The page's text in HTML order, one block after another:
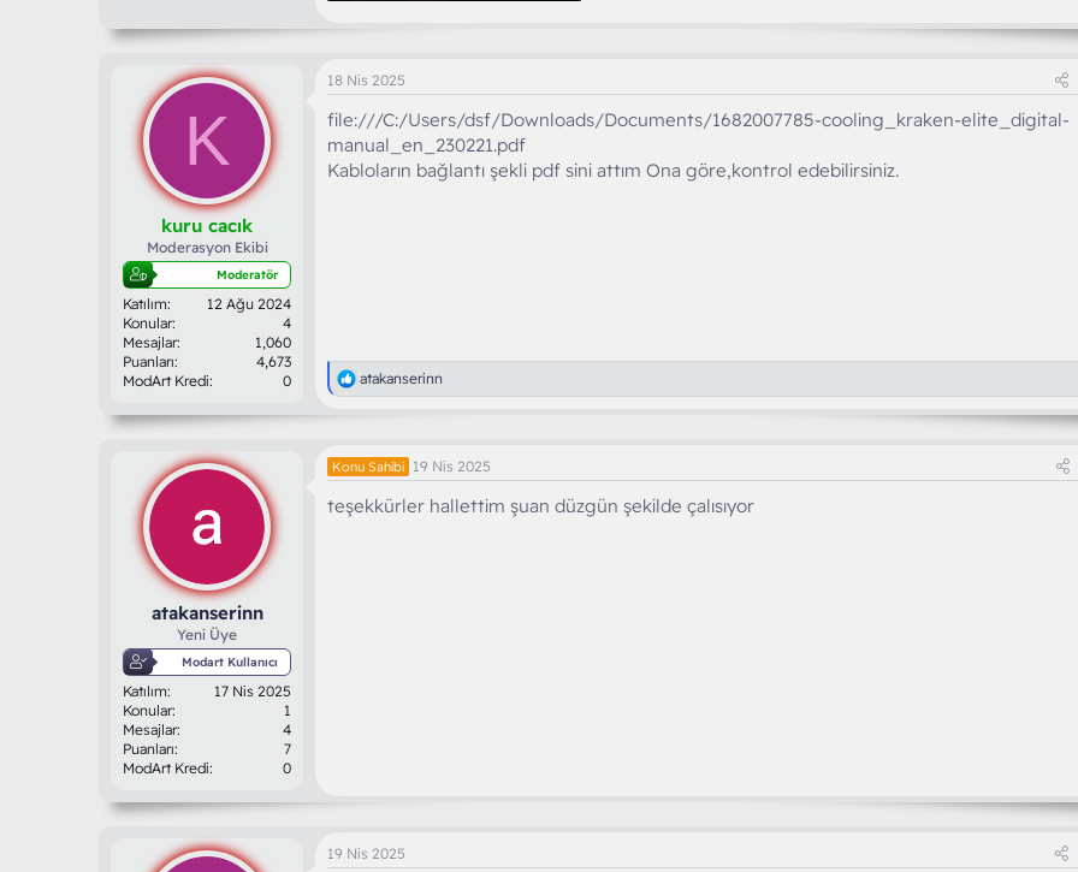
K
kuru cacık
Moderasyon Ekibi
Moderatör
Katılım
12 Ağu 2024
Konular
4
Mesajlar
1,060
Puanları
4,673
ModArt Kredi
0
18 Nis 2025
file:///C:/Users/dsf/Downloads/Documents/1682007785-cooling_kraken-elite_digital-
manual_en_230221.pdf
Kabloların bağlantı şekli pdf sini attım Ona göre,kontrol edebilirsiniz.
T
e
i
l
r
atakanserinn
atakanserinn
Yeni Üye
Modart Kullanıcı
Katılım
17 Nis 2025
Konular
1
Mesajlar
4
Puanları
7
ModArt Kredi
0
Konu Sahibi 19 Nis 2025
teşekkürler hallettim şuan düzgün şekilde çalısıyor
19 Nis 2025